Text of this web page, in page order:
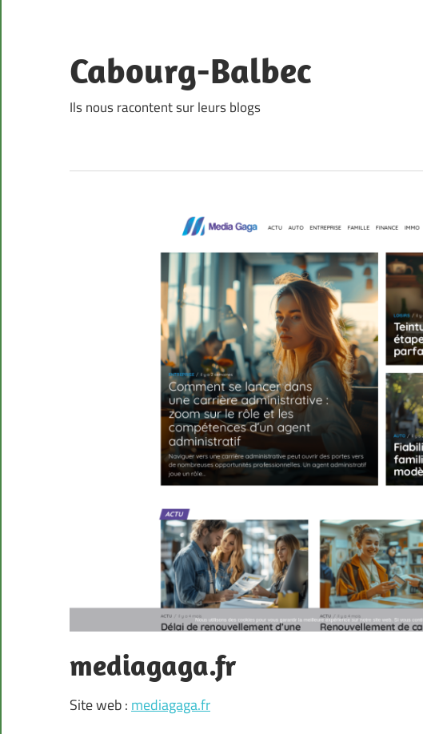
content
Cabourg-Balbec
Ils nous racontent sur leurs blogs
mediagaga.fr
Site web : mediagaga.fr